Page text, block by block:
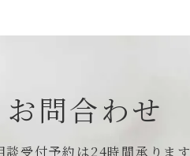
お問合わせ
談受付予約は24時間承ります